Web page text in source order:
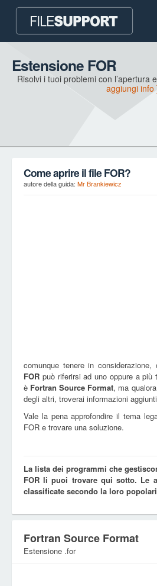
Homepage
Contatto
Estensione FOR
Risolvi i tuoi problemi con l’apertura
aggiungi info
Come aprire il file FOR?
autore della guida: Mr Brankiewicz
comunque tenere in considerazione,
FOR può riferirsi ad uno oppure a
è Fortran Source Format, ma
degli altri, troverai informazioni
Vale la pena approfondire il tema
FOR e trovare una soluzione.
La lista dei programmi che
FOR li puoi trovare qui sotto. Le
classificate secondo la loro
Fortran Source Format
Estensione .for